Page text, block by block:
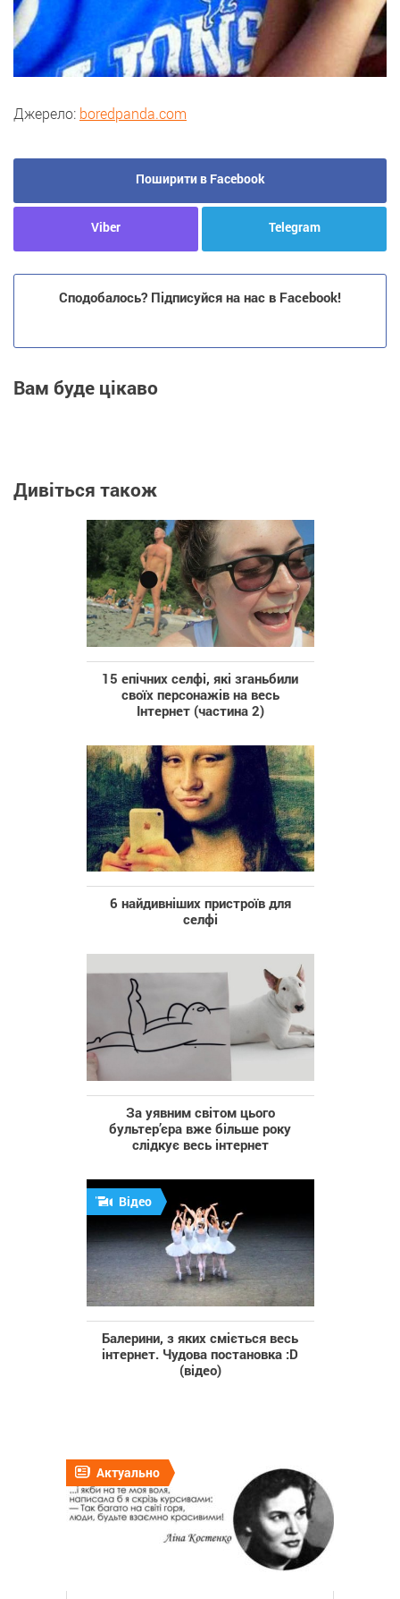
Джерело: boredpanda.com
Поширити в Facebook
Viber Telegram
Сподобалось? Підписуйся на нас в Facebook!
Вам буде цікаво
Дивіться також
15 епічних селфі, які зганьбили
cвоїх персонажів на весь
Інтернет (частина 2)
6 найдивніших пристроїв для
селфі
За уявним світом цього
бультер’єра вже більше року
слідкує весь інтернет
Відео
Балерини, з яких сміється весь
інтернет. Чудова постановка :D
(відео)
Актуально